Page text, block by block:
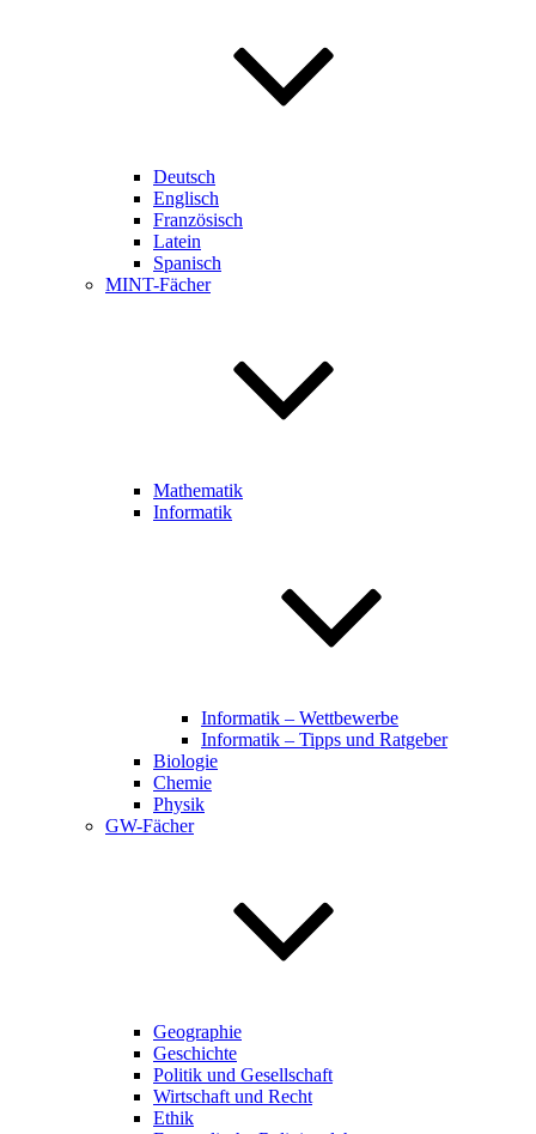
Deutsch
Englisch
Französisch
Latein
Spanisch
MINT-Fächer
Mathematik
Informatik
Informatik – Wettbewerbe
Informatik – Tipps und Ratgeber
Biologie
Chemie
Physik
GW-Fächer
Geographie
Geschichte
Politik und Gesellschaft
Wirtschaft und Recht
Ethik